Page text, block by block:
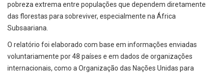
pobreza extrema entre populações que dependem diretamente
das florestas para sobreviver, especialmente na África
Subsaariana.
O relatório foi elaborado com base em informações enviadas
voluntariamente por 48 países e em dados de organizações
internacionais, como a Organização das Nações Unidas para